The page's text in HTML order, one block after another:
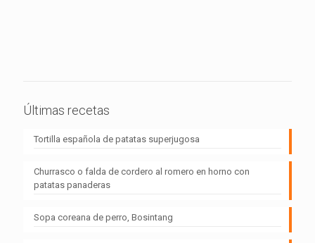
Últimas recetas
Tortilla española de patatas superjugosa
Churrasco o falda de cordero al romero en horno con
patatas panaderas
Sopa coreana de perro, Bosintang